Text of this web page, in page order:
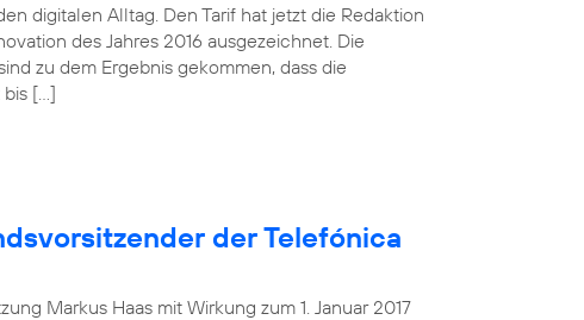
digitalen Alltag. Den Tarif hat jetzt die Redaktion
des Jahres 2016 ausgezeichnet. Die
zu dem Ergebnis gekommen, dass die
[…]
der Telefónica
Markus Haas mit Wirkung zum 1. Januar 2017